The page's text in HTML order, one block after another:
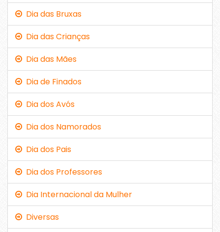
Dia das Bruxas
Dia das Crianças
Dia das Mães
Dia de Finados
Dia dos Avós
Dia dos Namorados
Dia dos Pais
Dia dos Professores
Dia Internacional da Mulher
Diversas